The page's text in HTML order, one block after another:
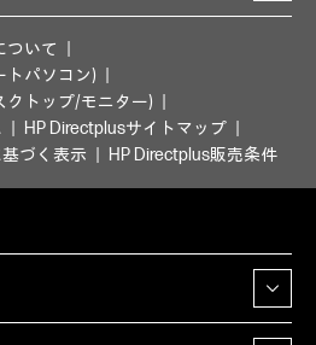
ついて
トパソコン)
クトップ/モニター)
HP Directplusサイトマップ
づく表示
HP Directplus販売条件